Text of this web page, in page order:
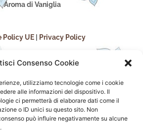
Consenso Cookie
utilizziamo tecnologie come i cookie
alle informazioni del dispositivo. Il
ci permetterà di elaborare dati come il
o ID unici su questo sito. Non
può influire negativamente su alcune
Aroma di Vaniglia
Policy UE Privacy Policy
seguici sui social